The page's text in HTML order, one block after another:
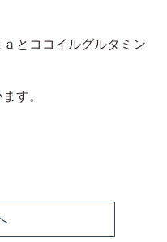
とココイルグルタミン
す。